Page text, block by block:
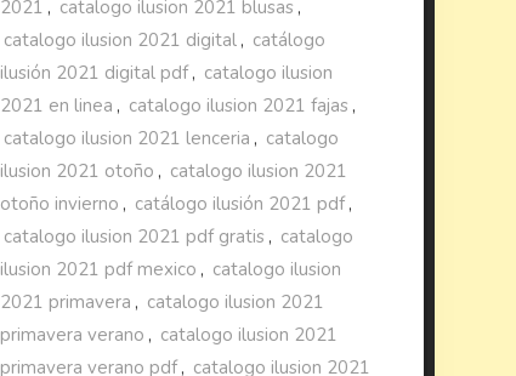
2021 , catalogo ilusion 2021 blusas ,
catalogo ilusion 2021 digital , catálogo
ilusión 2021 digital pdf, catalogo ilusion
2021 en linea , catalogo ilusion 2021 fajas ,
catalogo ilusion 2021 lenceria , catalogo
ilusion 2021 otoño , catalogo ilusion 2021
otoño invierno , catálogo ilusión 2021 pdf,
catalogo ilusion 2021 pdf gratis , catalogo
ilusion 2021 pdf mexico , catalogo ilusion
2021 primavera , catalogo ilusion 2021
primavera verano , catalogo ilusion 2021
primavera verano pdf, catalogo ilusion 2021